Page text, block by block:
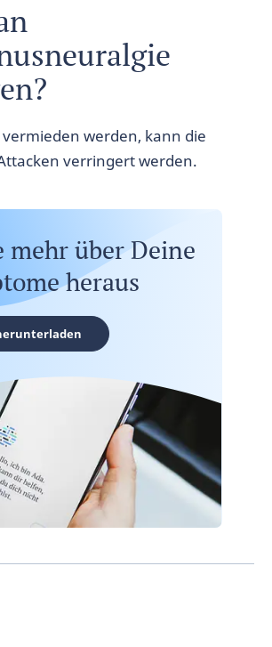
werden, kann die
verringert werden.
mehr über Deine
heraus